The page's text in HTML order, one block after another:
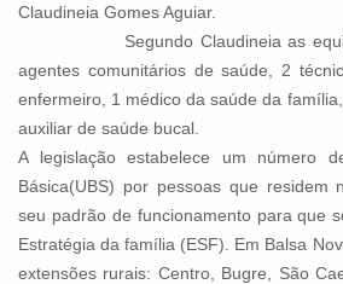
Claudineia Gomes Aguiar.
Segundo Claudineia as
agentes comunitários de saúde, 2
enfermeiro, 1 médico da saúde da
auxiliar de saúde bucal.
A legislação estabelece um número
Básica(UBS) por pessoas que residem
seu padrão de funcionamento para que
Estratégia da família (ESF). Em Balsa
extensões rurais: Centro, Bugre, São